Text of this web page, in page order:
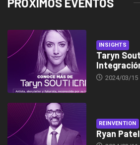
INSIGHTS
Taryn
2024/03/15
REINVENTION
Ryan